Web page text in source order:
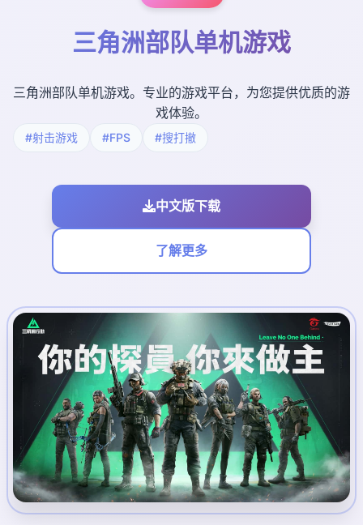
三角洲部队单机游戏
三角洲部队单机游戏。专业的游戏平台，为您提供优质的游
戏体验。
#射击游戏 #FPS #搜打撤
中文版下载
了解更多